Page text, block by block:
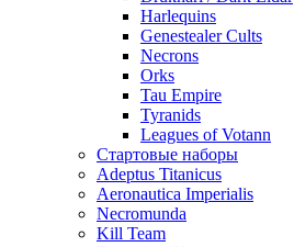
Harlequins
Genestealer Cults
Necrons
Orks
Tau Empire
Tyranids
Leagues of Votann
Стартовые наборы
Adeptus Titanicus
Aeronautica Imperialis
Necromunda
Kill Team